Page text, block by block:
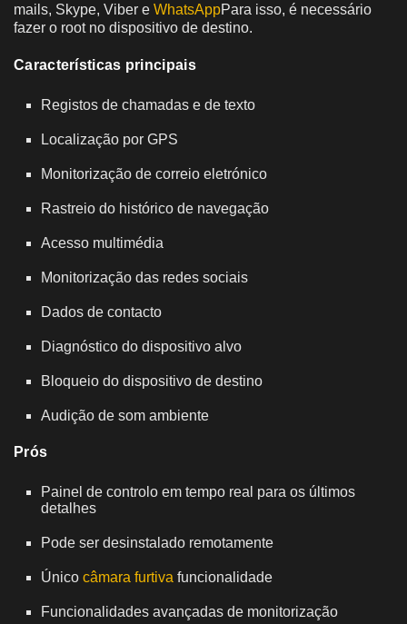
mails, Skype, Viber e WhatsAppPara isso, é necessário
fazer o root no dispositivo de destino.
Características principais
Registos de chamadas e de texto
Localização por GPS
Monitorização de correio eletrónico
Rastreio do histórico de navegação
Acesso multimédia
Monitorização das redes sociais
Dados de contacto
Diagnóstico do dispositivo alvo
Bloqueio do dispositivo de destino
Audição de som ambiente
Prós
Painel de controlo em tempo real para os últimos
detalhes
Pode ser desinstalado remotamente
Único câmara furtiva funcionalidade
Funcionalidades avançadas de monitorização